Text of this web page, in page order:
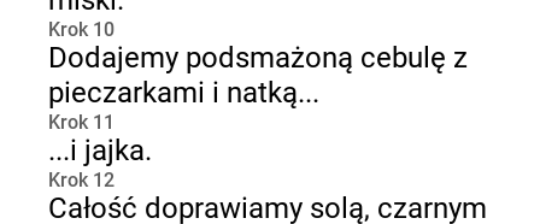
Krok 10
Dodajemy podsmażoną cebulę z
pieczarkami i natką...
Krok 11
...i jajka.
Krok 12
Całość doprawiamy solą, czarnym